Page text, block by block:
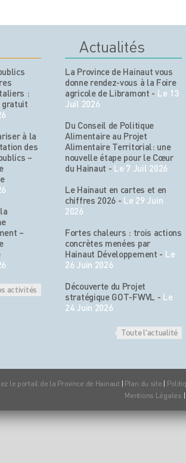
:
gratuit
à la
des
–
–
activités
Actualités
La Province de Hainaut vous
donne rendez-vous à la Foire
agricole de Libramont - Le 13
Juil 2026
Du Conseil de Politique
Alimentaire au Projet
Alimentaire Territorial: une
nouvelle étape pour le Cœur
du Hainaut - Le 7 Juil 2026
Le Hainaut en cartes et en
chiffres 2026 - Le 29 Juin
2026
Fortes chaleurs : trois actions
concrètes menées par
Hainaut Développement - Le
26 Juin 2026
Découverte du Projet
stratégique GOT-FWVL - Le
24 Juin 2026
Toute l'actualité
le portail de la Province de Hainaut | Plan du site |
Mentions Légales |